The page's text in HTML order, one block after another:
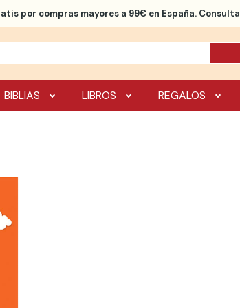
por compras mayores a 99€ en España. Consulta
BIBLIAS LIBROS REGALOS